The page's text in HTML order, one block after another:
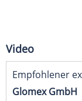
Video
Empfohlener
Glomex GmbH